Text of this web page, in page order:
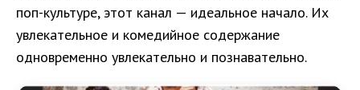
поп-культуре, этот канал — идеальное начало. Их
увлекательное и комедийное содержание
одновременно увлекательно и познавательно.